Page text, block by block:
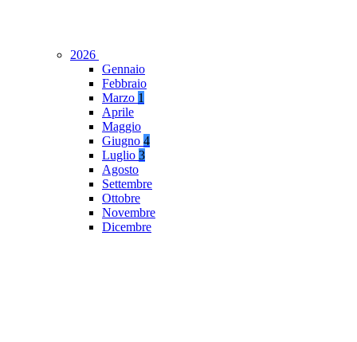
2026
Gennaio
Febbraio
Marzo 1
Aprile
Maggio
Giugno 4
Luglio 3
Agosto
Settembre
Ottobre
Novembre
Dicembre